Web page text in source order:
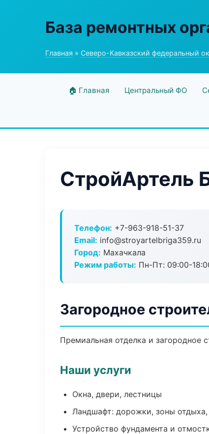
База ремонтных
Главная » Северо-Кавказский федеральный
🏠 Главная Центральный ФО
СтройАртель
Телефон: +7-963-918-51-37
Email: info@stroyartelbriga359.ru
Город: Махачкала
Режим работы: Пн-Пт: 09:00-
Загородное
Премиальная отделка и загородное
Наши услуги
Окна, двери, лестницы
Ландшафт: дорожки, зоны отдыха,
Устройство фундамента и